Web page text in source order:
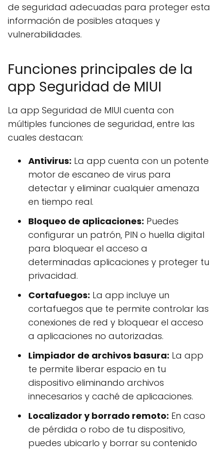
de seguridad adecuadas para proteger esta
información de posibles ataques y
vulnerabilidades.
Funciones principales de la
app Seguridad de MIUI
La app Seguridad de MIUI cuenta con
múltiples funciones de seguridad, entre las
cuales destacan:
Antivirus: La app cuenta con un potente
motor de escaneo de virus para
detectar y eliminar cualquier amenaza
en tiempo real.
Bloqueo de aplicaciones: Puedes
configurar un patrón, PIN o huella digital
para bloquear el acceso a
determinadas aplicaciones y proteger tu
privacidad.
Cortafuegos: La app incluye un
cortafuegos que te permite controlar las
conexiones de red y bloquear el acceso
a aplicaciones no autorizadas.
Limpiador de archivos basura: La app
te permite liberar espacio en tu
dispositivo eliminando archivos
innecesarios y caché de aplicaciones.
Localizador y borrado remoto: En caso
de pérdida o robo de tu dispositivo,
puedes ubicarlo y borrar su contenido